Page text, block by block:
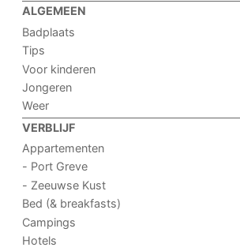
ALGEMEEN
Badplaats
Tips
Voor kinderen
Jongeren
Weer
VERBLIJF
Appartementen
- Port Greve
- Zeeuwse Kust
Bed (& breakfasts)
Campings
Hotels